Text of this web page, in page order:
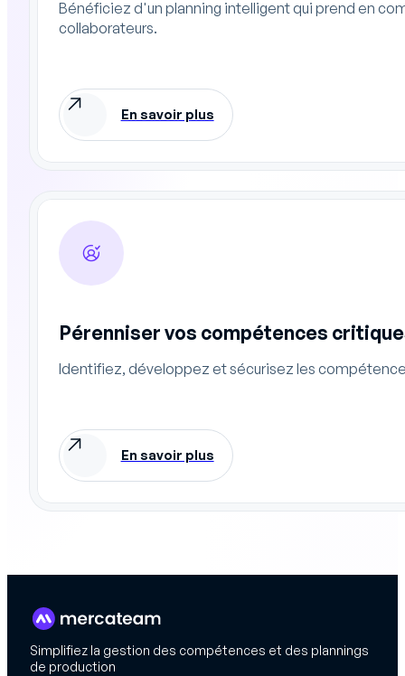
Bénéficiez d'un planning intelligent qui prend en
collaborateurs.
En savoir plus
Pérenniser vos compétences
Identifiez, développez et sécurisez les
En savoir plus
Simplifiez la gestion des compétences et des plannings
de production